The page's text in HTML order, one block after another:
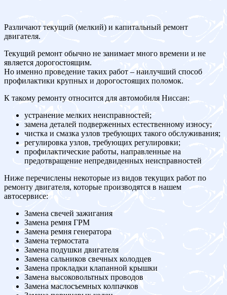
Различают текущий (мелкий) и капитальный ремонт
двигателя.
Текущий ремонт обычно не занимает много времени и не
является дорогостоящим.
Но именно проведение таких работ – наилучший способ
профилактики крупных и дорогостоящих поломок.
К такому ремонту относится для автомобиля Ниссан:
устранение мелких неисправностей;
замена деталей подверженных естественному износу;
чистка и смазка узлов требующих такого обслуживания;
регулировка узлов, требующих регулировки;
профилактические работы, направленные на
предотвращение непредвиденных неисправностей
Ниже перечислены некоторые из видов текущих работ по
ремонту двигателя, которые производятся в нашем
автосервисе:
Замена свечей зажигания
Замена ремня ГРМ
Замена ремня генератора
Замена термостата
Замена подушки двигателя
Замена сальников свечных колодцев
Замена прокладки клапанной крышки
Замена высоковольтных проводов
Замена маслосъемных колпачков